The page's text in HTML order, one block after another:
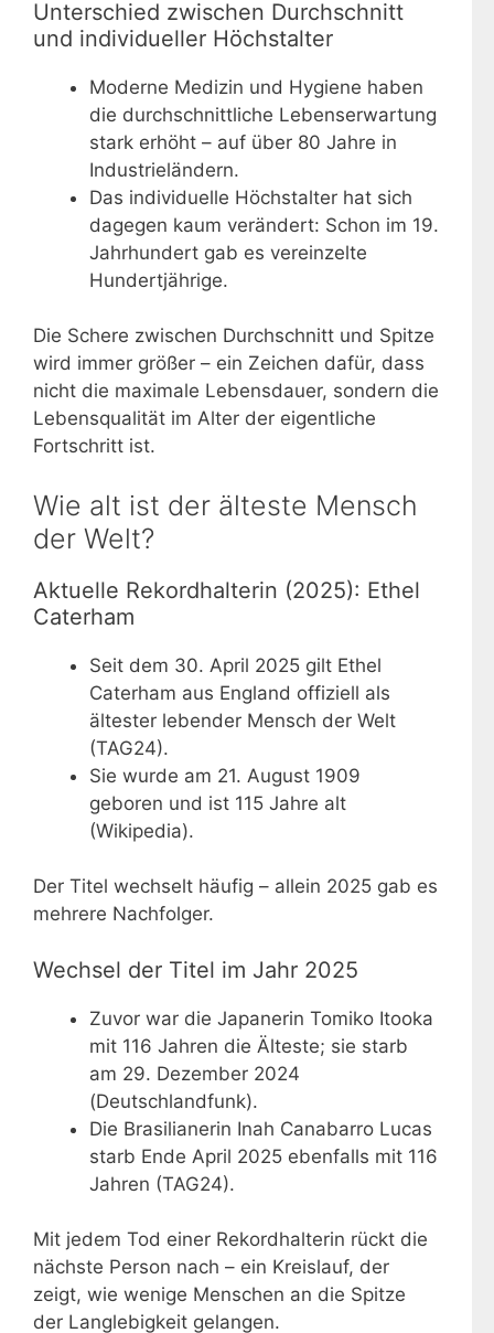
Unterschied zwischen Durchschnitt
und individueller Höchstalter
Moderne Medizin und Hygiene haben
die durchschnittliche Lebenserwartung
stark erhöht – auf über 80 Jahre in
Industrieländern.
Das individuelle Höchstalter hat sich
dagegen kaum verändert: Schon im 19.
Jahrhundert gab es vereinzelte
Hundertjährige.
Die Schere zwischen Durchschnitt und Spitze
wird immer größer – ein Zeichen dafür, dass
nicht die maximale Lebensdauer, sondern die
Lebensqualität im Alter der eigentliche
Fortschritt ist.
Wie alt ist der älteste Mensch
der Welt?
Aktuelle Rekordhalterin (2025): Ethel
Caterham
Seit dem 30. April 2025 gilt Ethel
Caterham aus England offiziell als
ältester lebender Mensch der Welt
(TAG24).
Sie wurde am 21. August 1909
geboren und ist 115 Jahre alt
(Wikipedia).
Der Titel wechselt häufig – allein 2025 gab es
mehrere Nachfolger.
Wechsel der Titel im Jahr 2025
Zuvor war die Japanerin Tomiko Itooka
mit 116 Jahren die Älteste; sie starb
am 29. Dezember 2024
(Deutschlandfunk).
Die Brasilianerin Inah Canabarro Lucas
starb Ende April 2025 ebenfalls mit 116
Jahren (TAG24).
Mit jedem Tod einer Rekordhalterin rückt die
nächste Person nach – ein Kreislauf, der
zeigt, wie wenige Menschen an die Spitze
der Langlebigkeit gelangen.